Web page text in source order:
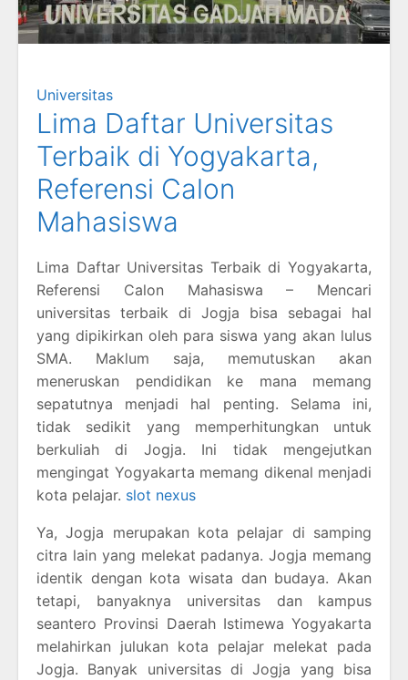
Universitas
Lima Daftar Universitas
Terbaik di Yogyakarta,
Referensi Calon
Mahasiswa
Lima Daftar Universitas Terbaik di Yogyakarta,
Referensi Calon Mahasiswa – Mencari
universitas terbaik di Jogja bisa sebagai hal
yang dipikirkan oleh para siswa yang akan lulus
SMA. Maklum saja, memutuskan akan
meneruskan pendidikan ke mana memang
sepatutnya menjadi hal penting. Selama ini,
tidak sedikit yang memperhitungkan untuk
berkuliah di Jogja. Ini tidak mengejutkan
mengingat Yogyakarta memang dikenal menjadi
kota pelajar. slot nexus
Ya, Jogja merupakan kota pelajar di samping
citra lain yang melekat padanya. Jogja memang
identik dengan kota wisata dan budaya. Akan
tetapi, banyaknya universitas dan kampus
seantero Provinsi Daerah Istimewa Yogyakarta
melahirkan julukan kota pelajar melekat pada
Jogja. Banyak universitas di Jogja yang bisa